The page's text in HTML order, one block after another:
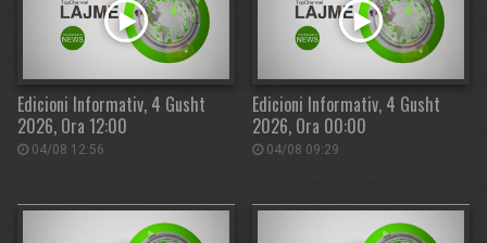
Edicioni Informativ, 4 Gusht
2026, Ora 12:00
04/08 12:56
Edicioni Informativ, 4 Gusht
2026, Ora 00:00
04/08 09:29